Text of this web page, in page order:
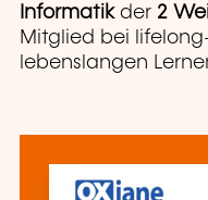
Informatikder 2
Mitglied bei
lebenslangen